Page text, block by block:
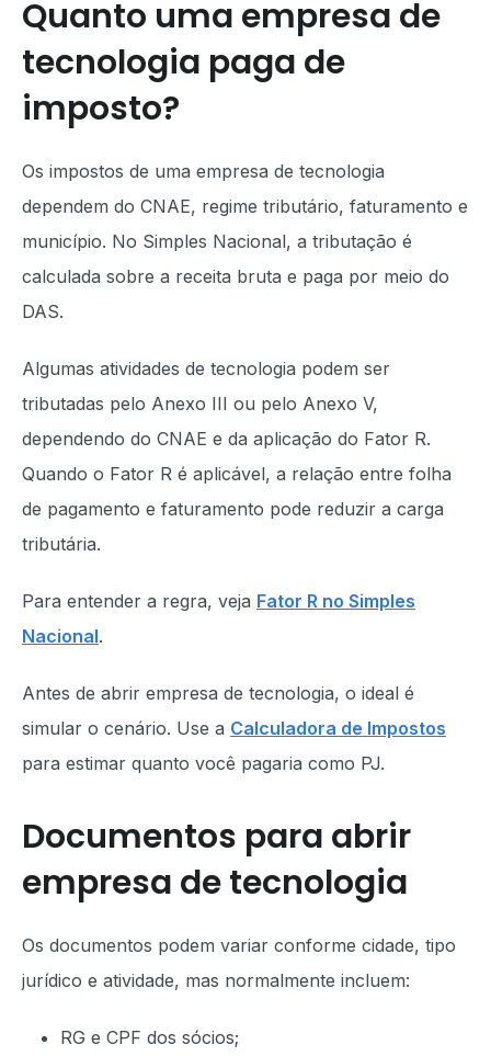
Quanto uma empresa de
tecnologia paga de
imposto?
Os impostos de uma empresa de tecnologia
dependem do CNAE, regime tributário, faturamento e
município. No Simples Nacional, a tributação é
calculada sobre a receita bruta e paga por meio do
DAS.
Algumas atividades de tecnologia podem ser
tributadas pelo Anexo III ou pelo Anexo V,
dependendo do CNAE e da aplicação do Fator R.
Quando o Fator R é aplicável, a relação entre folha
de pagamento e faturamento pode reduzir a carga
tributária.
Para entender a regra, veja Fator R no Simples
Nacional.
Antes de abrir empresa de tecnologia, o ideal é
simular o cenário. Use a Calculadora de Impostos
para estimar quanto você pagaria como PJ.
Documentos para abrir
empresa de tecnologia
Os documentos podem variar conforme cidade, tipo
jurídico e atividade, mas normalmente incluem:
RG e CPF dos sócios;